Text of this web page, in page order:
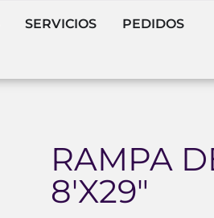
SERVICIOS PEDIDOS
RAMPA
8′X29″